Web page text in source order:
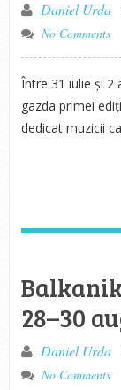
Daniel Urda
No Comments
Între 31 iulie și 2
gazda primei
dedicat muzicii
28–30
Daniel Urda
No Comments